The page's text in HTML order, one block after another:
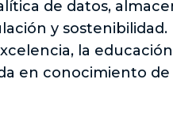
de datos,
y sostenibilidad.
la
en conocimiento